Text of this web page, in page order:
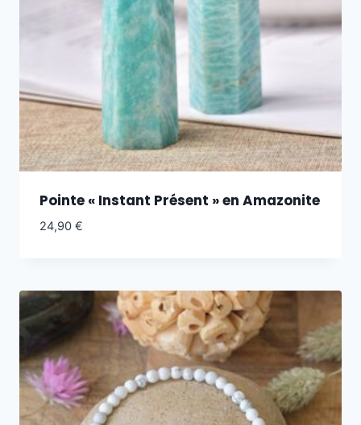
Pointe « Instant Présent » en Amazonite
24,90 €